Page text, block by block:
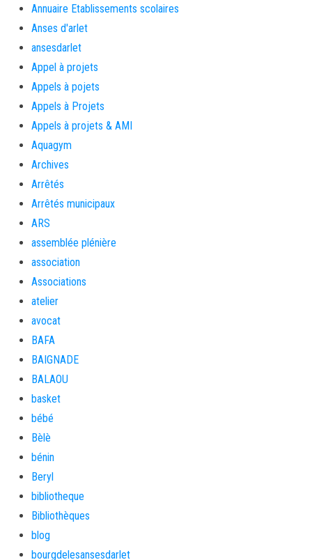
Annuaire Etablissements scolaires
Anses d'arlet
ansesdarlet
Appel à projets
Appels à pojets
Appels à Projets
Appels à projets & AMI
Aquagym
Archives
Arrêtés
Arrêtés municipaux
ARS
assemblée plénière
association
Associations
atelier
avocat
BAFA
BAIGNADE
BALAOU
basket
bébé
Bèlè
bénin
Beryl
bibliotheque
Bibliothèques
blog
bourgdelesansesdarlet